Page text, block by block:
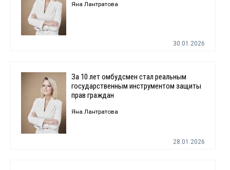
Яна Лантратова
30.01.2026
За 10 лет омбудсмен стал реальным
государственным инструментом защиты
прав граждан
Яна Лантратова
28.01.2026